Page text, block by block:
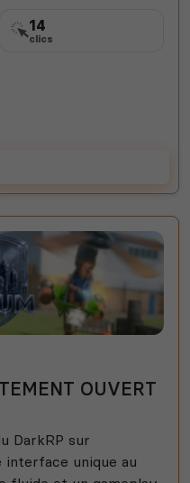
14
clics
OUVERT
DarkRP sur
interface unique au